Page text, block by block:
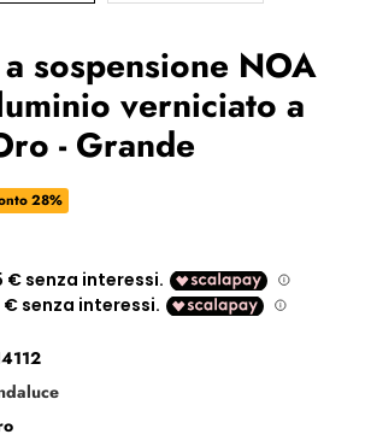
sospensione NOA
verniciato a
- Grande
28%